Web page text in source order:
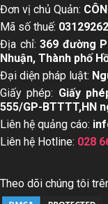
Đơn vị chủ Quản:
Mã số thuế:
Địa chỉ:369 đường
Nhuận, Thành phố
Đại diện pháp luật:
Giấy phép: Giấy
555/GP-BTTTT,HN
Liên hệ quảng cáo:
Liên hệ Hotline: 028
Theo dõi chúng tôi